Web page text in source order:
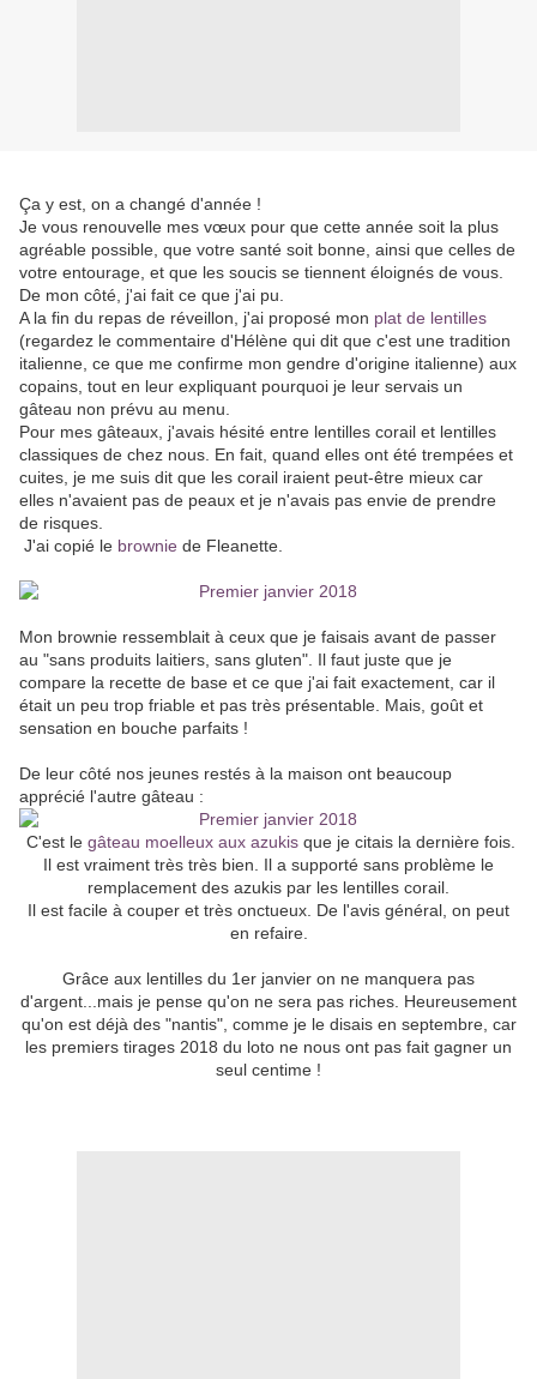
Ça y est, on a changé d'année !
Je vous renouvelle mes vœux pour que cette année soit la plus
agréable possible, que votre santé soit bonne, ainsi que celles de
votre entourage, et que les soucis se tiennent éloignés de vous.
De mon côté, j'ai fait ce que j'ai pu.
A la fin du repas de réveillon, j'ai proposé mon plat de lentilles
(regardez le commentaire d'Hélène qui dit que c'est une tradition
italienne, ce que me confirme mon gendre d'origine italienne) aux
copains, tout en leur expliquant pourquoi je leur servais un
gâteau non prévu au menu.
Pour mes gâteaux, j'avais hésité entre lentilles corail et lentilles
classiques de chez nous. En fait, quand elles ont été trempées et
cuites, je me suis dit que les corail iraient peut-être mieux car
elles n'avaient pas de peaux et je n'avais pas envie de prendre
de risques.
J'ai copié le brownie de Fleanette.
Mon brownie ressemblait à ceux que je faisais avant de passer
au "sans produits laitiers, sans gluten". Il faut juste que je
compare la recette de base et ce que j'ai fait exactement, car il
était un peu trop friable et pas très présentable. Mais, goût et
sensation en bouche parfaits !
De leur côté nos jeunes restés à la maison ont beaucoup
apprécié l'autre gâteau :
C'est le gâteau moelleux aux azukis que je citais la dernière fois.
Il est vraiment très très bien. Il a supporté sans problème le
remplacement des azukis par les lentilles corail.
Il est facile à couper et très onctueux. De l'avis général, on peut
en refaire.
Grâce aux lentilles du 1er janvier on ne manquera pas
d'argent...mais je pense qu'on ne sera pas riches. Heureusement
qu'on est déjà des "nantis", comme je le disais en septembre, car
les premiers tirages 2018 du loto ne nous ont pas fait gagner un
seul centime !